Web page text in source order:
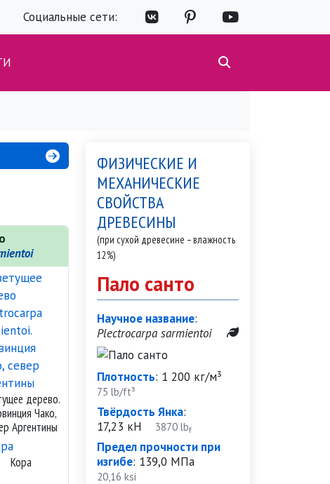
Социальные сети:
дерево.
Чако,
Аргентины
Кора
ФИЗИЧЕСКИЕ И
МЕХАНИЧЕСКИЕ
СВОЙСТВА
ДРЕВЕСИНЫ
(при сухой древесине – влажность
12%)
Пало санто
Научное название:
Plectrocarpa sarmientoi
Плотность: 1 200 кг/м³
75 lb/ft³
Твёрдость Янка:
17,23 кН 3870 lbf
Предел прочности при
изгибе: 139,0 МПа
20,16 ksi